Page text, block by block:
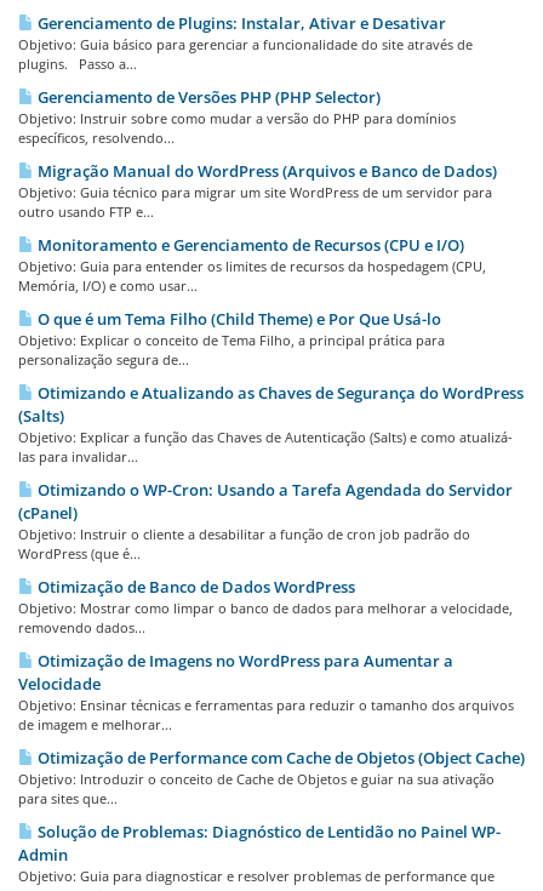
Gerenciamento de Plugins: Instalar, Ativar e Desativar
Objetivo: Guia básico para gerenciar a funcionalidade do site através de
plugins. Passo a...
Gerenciamento de Versões PHP (PHP Selector)
Objetivo: Instruir sobre como mudar a versão do PHP para domínios
específicos, resolvendo...
Migração Manual do WordPress (Arquivos e Banco de Dados)
Objetivo: Guia técnico para migrar um site WordPress de um servidor para
outro usando FTP e...
Monitoramento e Gerenciamento de Recursos (CPU e I/O)
Objetivo: Guia para entender os limites de recursos da hospedagem (CPU,
Memória, I/O) e como usar...
O que é um Tema Filho (Child Theme) e Por Que Usá-lo
Objetivo: Explicar o conceito de Tema Filho, a principal prática para
personalização segura de...
Otimizando e Atualizando as Chaves de Segurança do WordPress
(Salts)
Objetivo: Explicar a função das Chaves de Autenticação (Salts) e como atualizá-
las para invalidar...
Otimizando o WP-Cron: Usando a Tarefa Agendada do Servidor
(cPanel)
Objetivo: Instruir o cliente a desabilitar a função de cron job padrão do
WordPress (que é...
Otimização de Banco de Dados WordPress
Objetivo: Mostrar como limpar o banco de dados para melhorar a velocidade,
removendo dados...
Otimização de Imagens no WordPress para Aumentar a
Velocidade
Objetivo: Ensinar técnicas e ferramentas para reduzir o tamanho dos arquivos
de imagem e melhorar...
Otimização de Performance com Cache de Objetos (Object Cache)
Objetivo: Introduzir o conceito de Cache de Objetos e guiar na sua ativação
para sites que...
Solução de Problemas: Diagnóstico de Lentidão no Painel WP-
Admin
Objetivo: Guia para diagnosticar e resolver problemas de performance que